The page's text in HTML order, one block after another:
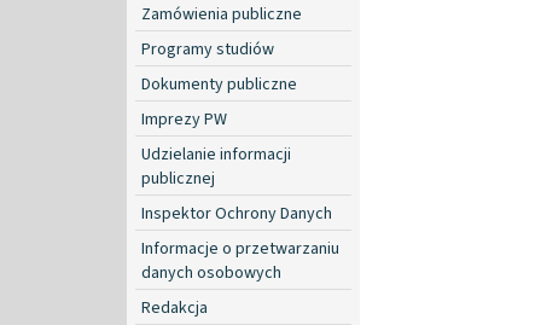
Zamówienia publiczne
Programy studiów
Dokumenty publiczne
Imprezy PW
Udzielanie informacji
publicznej
Inspektor Ochrony Danych
Informacje o przetwarzaniu
danych osobowych
Redakcja